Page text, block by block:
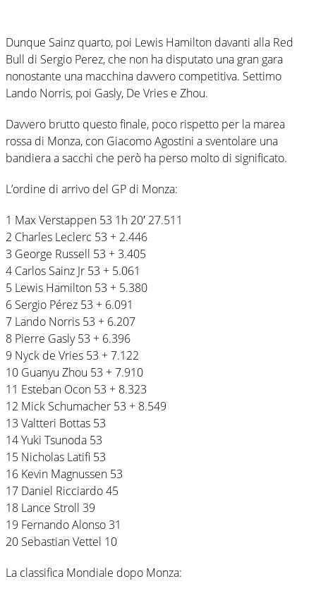
Dunque Sainz quarto, poi Lewis Hamilton davanti alla Red
Bull di Sergio Perez, che non ha disputato una gran gara
nonostante una macchina davvero competitiva. Settimo
Lando Norris, poi Gasly, De Vries e Zhou.
Davvero brutto questo finale, poco rispetto per la marea
rossa di Monza, con Giacomo Agostini a sventolare una
bandiera a sacchi che però ha perso molto di significato.
L’ordine di arrivo del GP di Monza:
1 Max Verstappen 53 1h 20′ 27.511
2 Charles Leclerc 53 + 2.446
3 George Russell 53 + 3.405
4 Carlos Sainz Jr 53 + 5.061
5 Lewis Hamilton 53 + 5.380
6 Sergio Pérez 53 + 6.091
7 Lando Norris 53 + 6.207
8 Pierre Gasly 53 + 6.396
9 Nyck de Vries 53 + 7.122
10 Guanyu Zhou 53 + 7.910
11 Esteban Ocon 53 + 8.323
12 Mick Schumacher 53 + 8.549
13 Valtteri Bottas 53
14 Yuki Tsunoda 53
15 Nicholas Latifi 53
16 Kevin Magnussen 53
17 Daniel Ricciardo 45
18 Lance Stroll 39
19 Fernando Alonso 31
20 Sebastian Vettel 10
La classifica Mondiale dopo Monza: